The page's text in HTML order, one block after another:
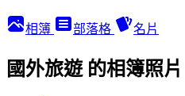
相簿 部落格 名片
國外旅遊 的相簿照片